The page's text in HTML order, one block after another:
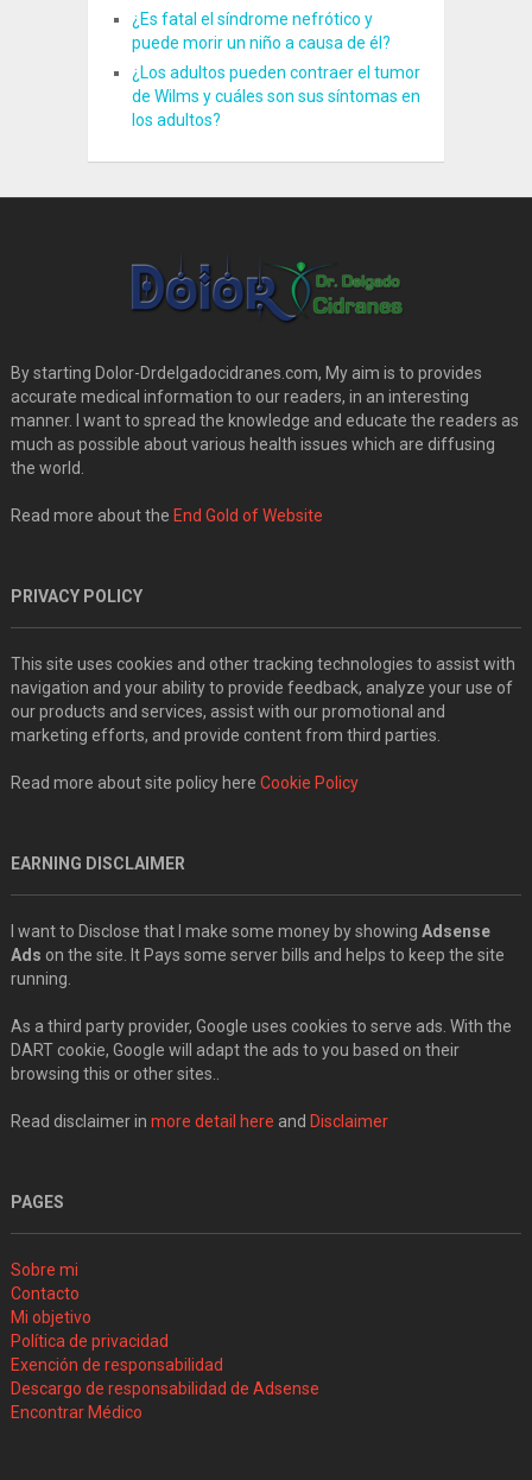
¿Es fatal el síndrome nefrótico y
puede morir un niño a causa de él?
¿Los adultos pueden contraer el tumor
de Wilms y cuáles son sus síntomas en
los adultos?
By starting Dolor-Drdelgadocidranes.com, My aim is to provides
accurate medical information to our readers, in an interesting
manner. I want to spread the knowledge and educate the readers as
much as possible about various health issues which are diffusing
the world.
Read more about the End Gold of Website
PRIVACY POLICY
This site uses cookies and other tracking technologies to assist with
navigation and your ability to provide feedback, analyze your use of
our products and services, assist with our promotional and
marketing efforts, and provide content from third parties.
Read more about site policy here Cookie Policy
EARNING DISCLAIMER
I want to Disclose that I make some money by showing Adsense
Ads on the site. It Pays some server bills and helps to keep the site
running.
As a third party provider, Google uses cookies to serve ads. With the
DART cookie, Google will adapt the ads to you based on their
browsing this or other sites..
Read disclaimer in more detail here and Disclaimer
PAGES
Sobre mi
Contacto
Mi objetivo
Política de privacidad
Exención de responsabilidad
Descargo de responsabilidad de Adsense
Encontrar Médico